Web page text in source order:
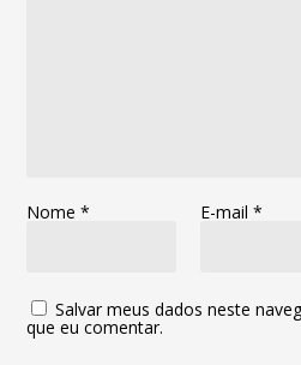
Nome* E-mail *
Salvar meus dados neste
que eu comentar.